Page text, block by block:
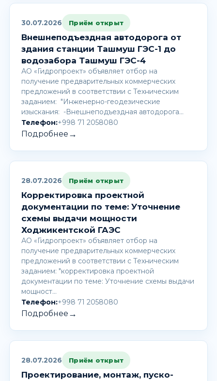
30.07.2026 Приём открыт
Внешнеподъездная автодорога от
здания станции Ташмуш ГЭС-1 до
водозабора Ташмуш ГЭС-4
АО «Гидропроект» объявляет отбор на
получение предварительных коммерческих
предложений в соответствии с Техническим
заданием: "Инженерно-геодезические
изыскания: -Внешнеподъездная автодорога…
Телефон:+998 71 2058080
Подробнее →
28.07.2026 Приём открыт
Корректировка проектной
документации по теме: Уточнение
схемы выдачи мощности
Ходжикентской ГАЭС
АО «Гидропроект» объявляет отбор на
получение предварительных коммерческих
предложений в соответствии с Техническим
заданием: "корректировка проектной
документации по теме: Уточнение схемы выдачи
мощност…
Телефон:+998 71 2058080
Подробнее →
28.07.2026 Приём открыт
Проектирование, монтаж, пуско-